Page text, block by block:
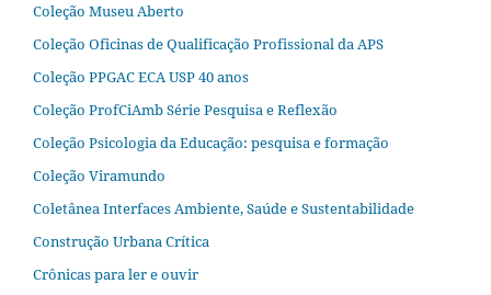
Coleção Museu Aberto
Coleção Oficinas de Qualificação Profissional da APS
Coleção PPGAC ECA USP 40 anos
Coleção ProfCiAmb Série Pesquisa e Reflexão
Coleção Psicologia da Educação: pesquisa e formação
Coleção Viramundo
Coletânea Interfaces Ambiente, Saúde e Sustentabilidade
Construção Urbana Crítica
Crônicas para ler e ouvir